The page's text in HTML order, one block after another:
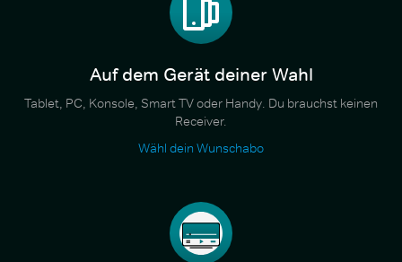
Auf dem Gerät deiner Wahl
Tablet, PC, Konsole, Smart TV oder Handy. Du brauchst keinen
Receiver.
Wähl dein Wunschabo